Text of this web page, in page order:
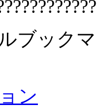
ブック
ン